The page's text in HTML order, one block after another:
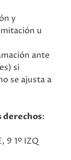
y
u
ante
si
se ajusta a
derechos:
9 1º IZQ